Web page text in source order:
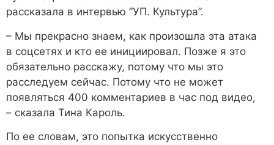
рассказала в интервью “УП. Культура”.
– Мы прекрасно знаем, как произошла эта атака
в соцсетях и кто ее инициировал. Позже я это
обязательно расскажу, потому что мы это
расследуем сейчас. Потому что не может
появляться 400 комментариев в час под видео,
– сказала Тина Кароль.
По ее словам, это попытка искусственно